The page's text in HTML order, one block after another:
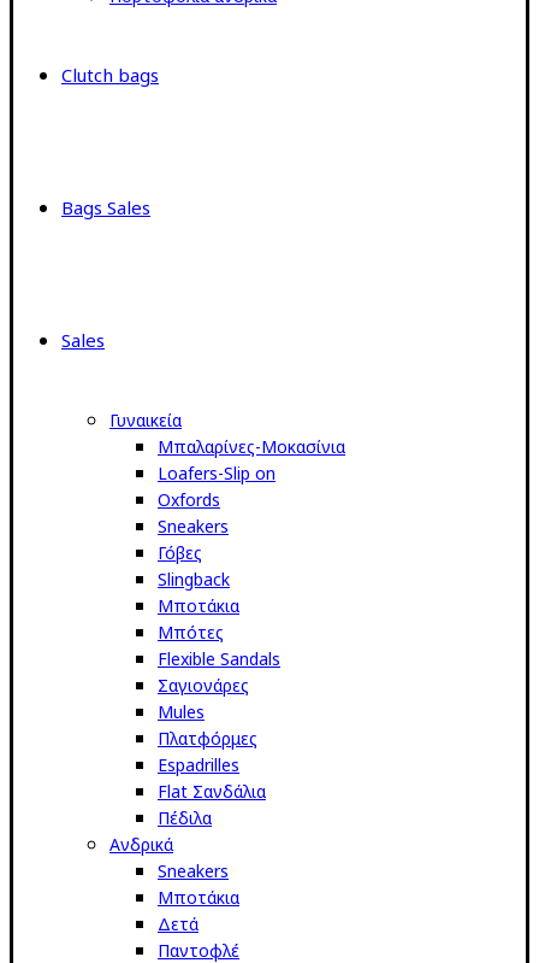
Clutch bags
Bags Sales
Sales
Γυναικεία
Μπαλαρίνες-Μοκασίνια
Loafers-Slip on
Oxfords
Sneakers
Γόβες
Slingback
Μποτάκια
Μπότες
Flexible Sandals
Σαγιονάρες
Mules
Πλατφόρμες
Espadrilles
Flat Σανδάλια
Πέδιλα
Ανδρικά
Sneakers
Μποτάκια
Δετά
Παντοφλέ